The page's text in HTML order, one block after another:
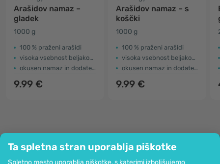
Ta spletna stran uporablja piškotke
Spletno mesto uporablja piškotke, s katerimi izboljšujemo
Arašidov namaz –
gladek
1000 g
100 % praženi arašidi
visoka vsebnost beljakovin + vlaknin
okusen namaz in dodatek jedem
9.99 €
Arašidov namaz – s
koščki
1000 g
100 % praženi arašidi
visoka vsebnost beljakovin + vlaknin
okusen namaz in dodatek jedem
9.99 €
Podjetje